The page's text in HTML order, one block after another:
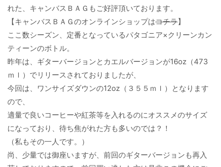
れた、キャンバスＢＡＧもご好評頂いております。
【キャンバスＢＡＧのオンラインショップはコチラ】
ここ数シーズン、定番となっているパタゴニア×クリーンカン
ティーンのボトル。
昨年は、ギターバージョンとカエルバージョンが16oz（473
ｍｌ）でリリースされておりましたが、
今回は、ワンサイズダウンの12oz（３５５ｍｌ）となります
ので、
適量で良いコーヒーや紅茶等を入れるのにオススメのサイズ
になっており、待ち焦がれた方も多いのでは？！
（私もその一人です。）
尚、少量では御座いますが、前回のギターバージョンも再入